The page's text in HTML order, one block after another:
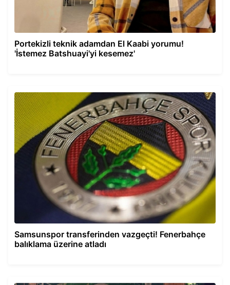
Portekizli teknik adamdan El Kaabi yorumu!
'İstemez Batshuayi'yi kesemez'
Samsunspor transferinden vazgeçti! Fenerbahçe
balıklama üzerine atladı